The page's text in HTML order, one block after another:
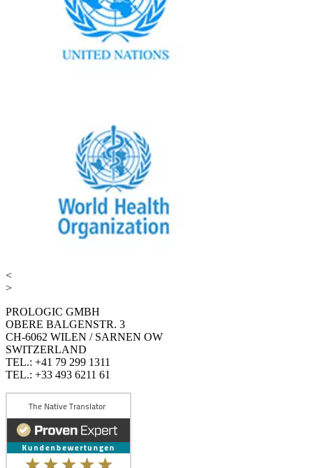
<
>
PROLOGIC GMBH
OBERE BALGENSTR. 3
CH-6062 WILEN / SARNEN OW
SWITZERLAND
TEL.: +41 79 299 1311
TEL.: +33 493 6211 61